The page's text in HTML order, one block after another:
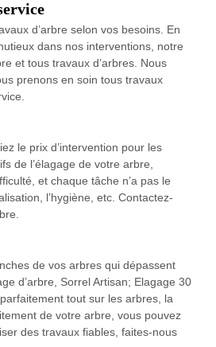
d’arbre selon vos besoins. En
dans nos interventions, notre
et tous travaux d’arbres. Nous
prenons en soin tous travaux
le prix d’intervention pour les
de l’élagage de votre arbre,
et chaque tâche n’a pas le
l’hygiène, etc. Contactez-
de vos arbres qui dépassent
d’arbre, Sorrel Artisan; Elagage 30
tout sur les arbres, la
de votre arbre, vous pouvez
des travaux fiables, faites-nous